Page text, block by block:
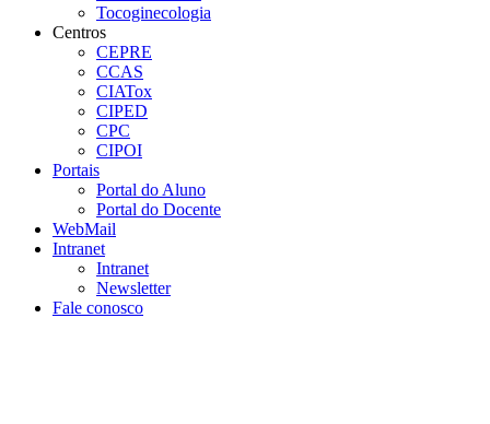
Tocoginecologia
Centros
CEPRE
CCAS
CIATox
CIPED
CPC
CIPOI
Portais
Portal do Aluno
Portal do Docente
WebMail
Intranet
Intranet
Newsletter
Fale conosco